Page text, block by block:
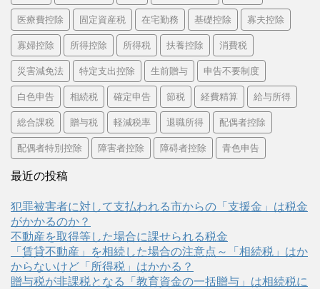
医療費控除 固定資産税 在宅勤務 基礎控除 寡夫控除
寡婦控除 所得控除 所得税 扶養控除 消費税
災害減免法 特定支出控除 生前贈与 申告不要制度
白色申告 相続税 確定申告 節税 経費精算 給与所得
総合課税 贈与税 軽減税率 退職所得 配偶者控除
配偶者特別控除 障害者控除 障碍者控除 青色申告
最近の投稿
犯罪被害者に対して支払われる市からの「支援金」は税金
がかかるのか？
不動産を取得等した場合に課せられる税金
「賃貸不動産」を相続した場合の注意点～「相続税」はか
からないけど「所得税」はかかる？
贈与税が非課税となる「教育資金の一括贈与」は相続税に